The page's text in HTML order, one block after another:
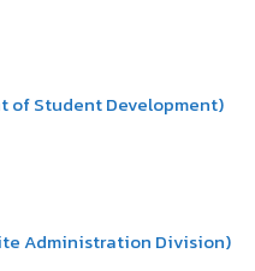
Student Development)
Administration Division)